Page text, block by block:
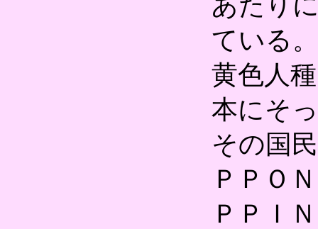
ている
黄色人
本にそ
その国
ＰＰＯ
ＰＰＩ